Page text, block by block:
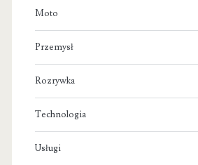
Moto
Przemysł
Rozrywka
Technologia
Usługi